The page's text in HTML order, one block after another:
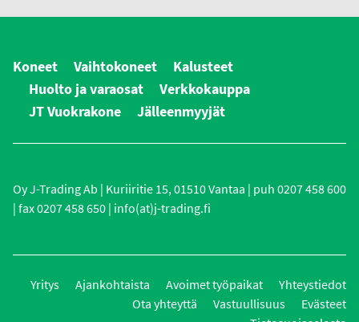
Koneet Vaihtokoneet
Kalusteet
Huolto ja varaosat
Verkkokauppa
JT Vuokrakone
Jälleenmyyjät
Oy J-Trading Ab | Kuriiritie 15, 01510 Vantaa | puh 0207 458 600
| fax 0207 458 650 | info(at)j-trading.fi
Yritys Ajankohtaista Avoimet työpaikat
Yhteystiedot
Ota yhteyttä
Vastuullisuus
Evästeet